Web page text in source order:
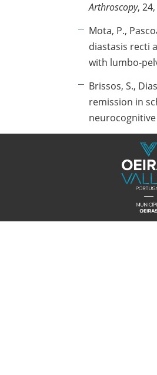
Arthroscopy,
Mota, P.,
diastasis recti
with lumbo-
Brissos, S.,
remission in